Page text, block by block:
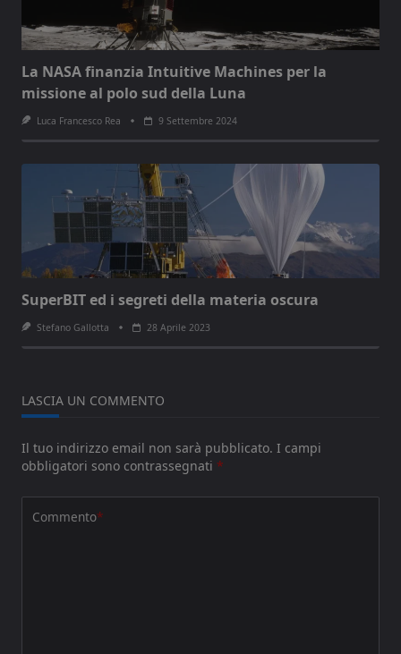
La NASA finanzia Intuitive Machines per la
missione al polo sud della Luna
Luca Francesco Rea 9 Settembre 2024
SuperBIT ed i segreti della materia oscura
Stefano Gallotta 28 Aprile 2023
LASCIA UN COMMENTO
Il tuo indirizzo email non sarà pubblicato. I campi
obbligatori sono contrassegnati *
Commento*